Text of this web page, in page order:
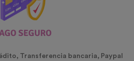
SEGURO
Transferencia bancaria, Paypal